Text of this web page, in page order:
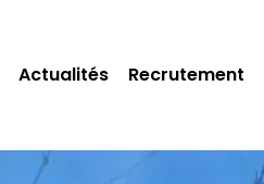
Actualités Recrutement